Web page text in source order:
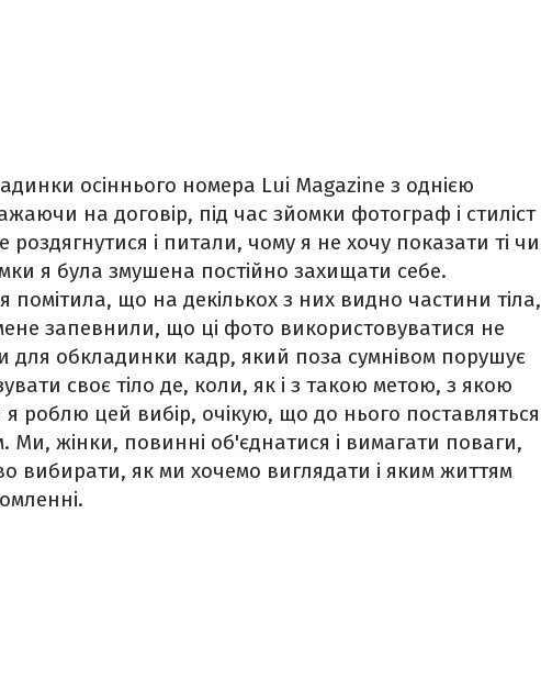
осіннього номера Lui Magazine з однією
на договір, під час зйомки фотограф і стиліст
і питали, чому я не хочу показати ті чи
я була змушена постійно захищати себе.
помітила, що на декількох з них видно частини тіла,
запевнили, що ці фото використовуватися не
для обкладинки кадр, який поза сумнівом порушує
своє тіло де, коли, як і з такою метою, з якою
я роблю цей вибір, очікую, що до нього поставляться
Ми, жінки, повинні об'єднатися і вимагати поваги,
вибирати, як ми хочемо виглядати і яким життям